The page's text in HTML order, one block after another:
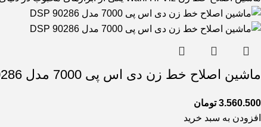
ماشین اصلاح خط زن دی اس پی 7000 مدل 90286 DSP
3.560.500 تومان
افزودن به سبد خرید